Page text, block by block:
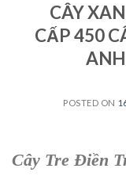
CÂY
CẤP 450
POSTED ON
Cây Tre Điền